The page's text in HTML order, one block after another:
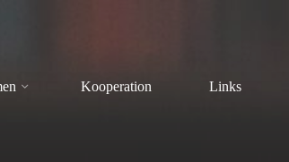
Kooperation Links